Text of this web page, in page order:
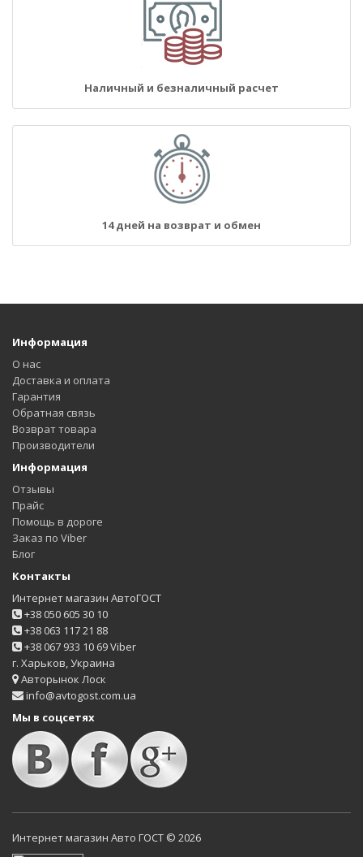
Наличный и безналичный расчет
14 дней на возврат и обмен
Информация
О нас
Доставка и оплата
Гарантия
Обратная связь
Возврат товара
Производители
Информация
Отзывы
Прайс
Помощь в дороге
Заказ по Viber
Блог
Контакты
Интернет магазин АвтоГОСТ
+38 050 605 30 10
+38 063 117 21 88
+38 067 933 10 69 Viber
г. Харьков, Украина
Авторынок Лоск
info@avtogost.com.ua
Мы в соцсетях
Интернет магазин Авто ГОСТ © 2026